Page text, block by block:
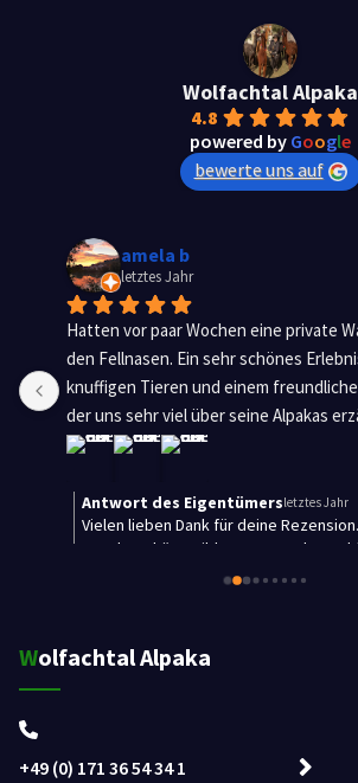
Wolfachtal Alpaka
4.8
powered by Google
bewerte uns auf
Jonas Wagner
letztes Jahr
Wolfachtal Alpaka
+49 (0) 171 36 54 34 1